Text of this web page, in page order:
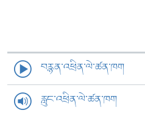
བརྙན་འཕྲིན་ལེ་ཚན་ཁག
རླུང་འཕྲིན་ལེ་ཚན་ཁག